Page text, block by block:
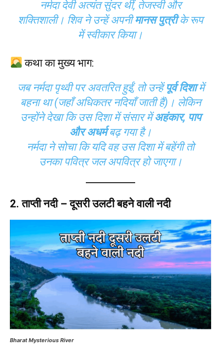
नर्मदा देवी अत्यंत सुंदर थीं, तेजस्वी और
शक्तिशाली। शिव ने उन्हें अपनीमानस पुत्रीके रूप
में स्वीकार किया।
कथा का मुख्य भाग:
जब नर्मदा पृथ्वी पर अवतरित हुईं, तो उन्हेंपूर्व दिशामें
बहना था (जहाँ अधिकतर नदियाँ जाती हैं)। लेकिन
उन्होंने देखा कि उस दिशा में संसार मेंअहंकार, पाप
और अधर्मबढ़ गया है।
नर्मदा ने सोचा कि यदि वह उस दिशा में बहेंगी तो
उनका पवित्र जल अपवित्र हो जाएगा।
2.ताप्तीनदी – दूसरी उलटी बहने वाली नदी
Bharat Mysterious River